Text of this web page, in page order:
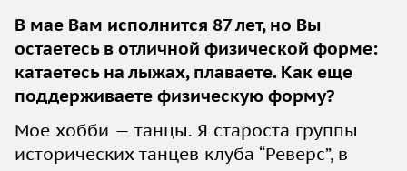
В мае Вам исполнится 87 лет, но Вы
остаетесь в отличной физической форме:
катаетесь на лыжах, плаваете. Как еще
поддерживаете физическую форму?
Мое хобби — танцы. Я староста группы
исторических танцев клуба “Реверс”, в